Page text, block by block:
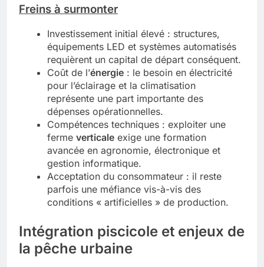
Freins à surmonter
Investissement initial élevé : structures,
équipements LED et systèmes automatisés
requièrent un capital de départ conséquent.
Coût de l’énergie : le besoin en électricité
pour l’éclairage et la climatisation
représente une part importante des
dépenses opérationnelles.
Compétences techniques : exploiter une
ferme verticale exige une formation
avancée en agronomie, électronique et
gestion informatique.
Acceptation du consommateur : il reste
parfois une méfiance vis-à-vis des
conditions « artificielles » de production.
Intégration piscicole et enjeux de
la pêche urbaine